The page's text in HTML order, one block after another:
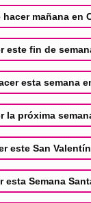
hacer mañana en
este fin de
esta semana
la próxima
este San
esta Semana